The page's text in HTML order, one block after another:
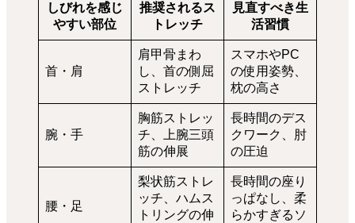
しびれを感じ
やすい部位
推奨されるス
トレッチ
見直すべき生
活習慣
首・肩
肩甲骨まわ
し、首の側屈
ストレッチ
スマホやPC
の使用姿勢、
枕の高さ
腕・手
胸筋ストレッ
チ、上腕三頭
筋の伸展
長時間のデス
クワーク、肘
の圧迫
腰・足
梨状筋ストレ
ッチ、ハムス
トリングの伸
長時間の座り
っぱなし、柔
らかすぎるソ